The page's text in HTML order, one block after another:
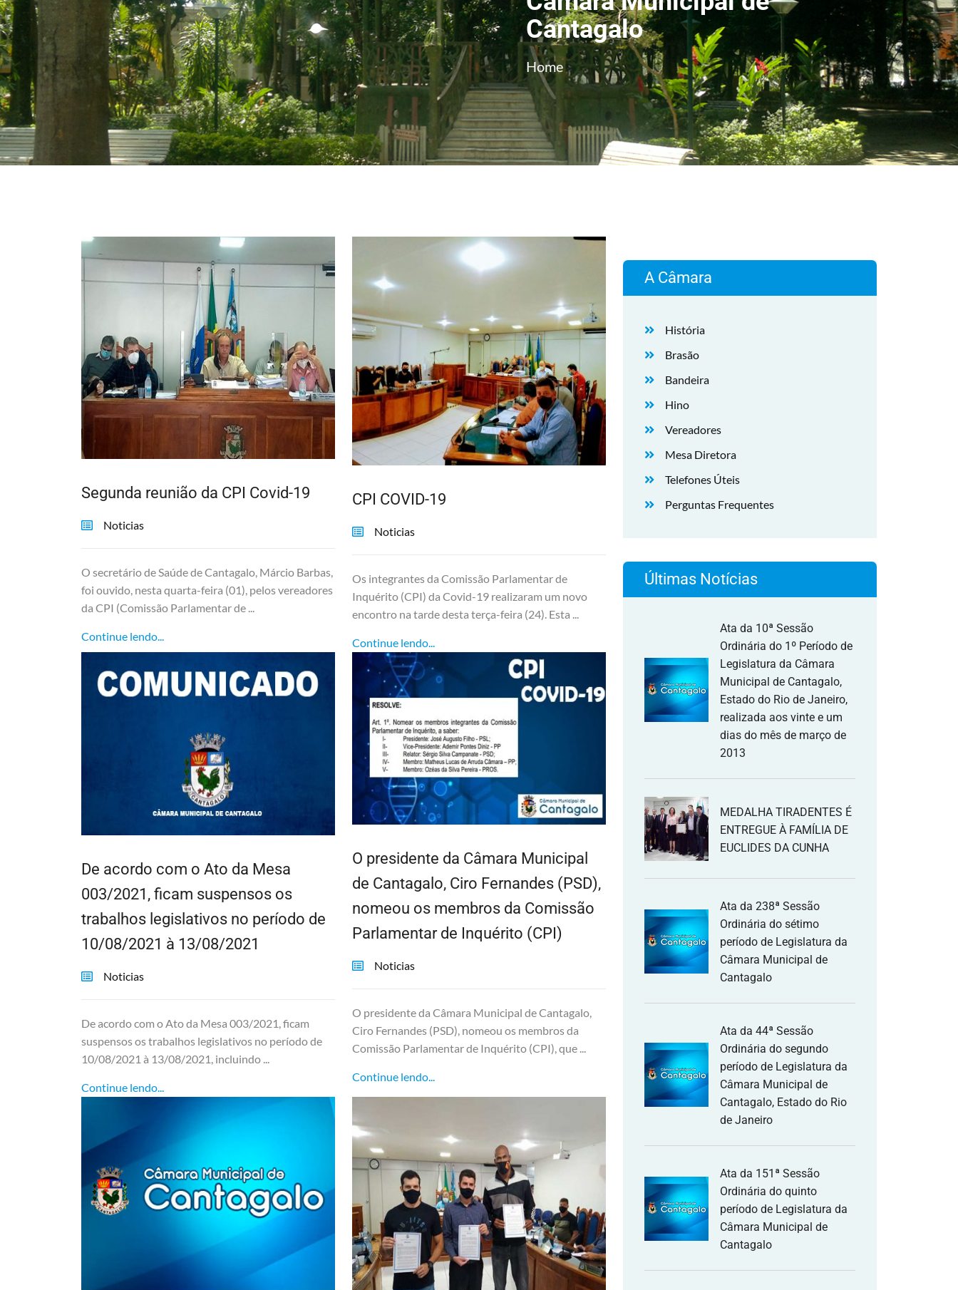
Cantagalo
Home
Segunda reunião da CPI Covid-19
Noticias
O secretário de Saúde de Cantagalo, Márcio Barbas,
foi ouvido, nesta quarta-feira (01), pelos vereadores
da CPI (Comissão Parlamentar de ...
Continue lendo...
CPI COVID-19
Noticias
Os integrantes da Comissão Parlamentar de
Inquérito (CPI) da Covid-19 realizaram um novo
encontro na tarde desta terça-feira (24). Esta ...
Continue lendo...
De acordo com o Ato da Mesa
003/2021, ficam suspensos os
trabalhos legislativos no período de
10/08/2021 à 13/08/2021
Noticias
De acordo com o Ato da Mesa 003/2021, ficam
suspensos os trabalhos legislativos no período de
10/08/2021 à 13/08/2021, incluindo ...
Continue lendo...
O presidente da Câmara Municipal
de Cantagalo, Ciro Fernandes (PSD),
nomeou os membros da Comissão
Parlamentar de Inquérito (CPI)
Noticias
O presidente da Câmara Municipal de Cantagalo,
Ciro Fernandes (PSD), nomeou os membros da
Comissão Parlamentar de Inquérito (CPI), que ...
Continue lendo...
A Câmara
História
Brasão
Bandeira
Hino
Vereadores
Mesa Diretora
Telefones Úteis
Perguntas Frequentes
Últimas Notícias
Ata da 10ª Sessão
Ordinária do 1º Período de
Legislatura da Câmara
Municipal de Cantagalo,
Estado do Rio de Janeiro,
realizada aos vinte e um
dias do mês de março de
2013
MEDALHA TIRADENTES É
ENTREGUE À FAMÍLIA DE
EUCLIDES DA CUNHA
Ata da 238ª Sessão
Ordinária do sétimo
período de Legislatura da
Câmara Municipal de
Cantagalo
Ata da 44ª Sessão
Ordinária do segundo
período de Legislatura da
Câmara Municipal de
Cantagalo, Estado do Rio
de Janeiro
Ata da 151ª Sessão
Ordinária do quinto
período de Legislatura da
Câmara Municipal de
Cantagalo